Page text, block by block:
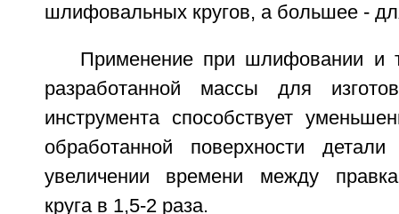
шлифовальных кругов, а большее -
Применение при шлифовании и
разработанной массы для
инструмента способствует
обработанной поверхности
увеличении времени между
круга в 1,5-2 раза.